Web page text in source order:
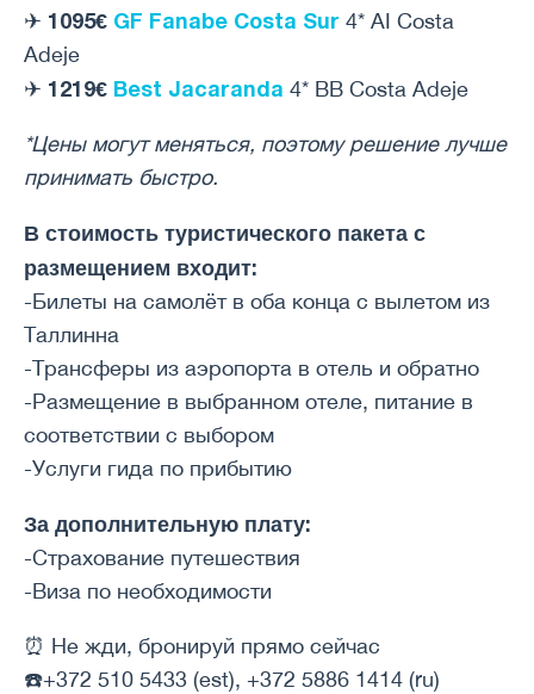
✈ 1095€ GF Fanabe Costa Sur 4* AI Costa
Adeje
✈ 1219€ Best Jacaranda 4* BB Costa Adeje
*Цены могут меняться, поэтому решение лучше
принимать быстро.
В стоимость туристического пакета с
размещением входит:
-Билеты на самолёт в оба конца с вылетом из
Таллинна
-Трансферы из аэропорта в отель и обратно
-Размещение в выбранном отеле, питание в
соответствии с выбором
-Услуги гида по прибытию
За дополнительную плату:
-Страхование путешествия
-Виза по необходимости
⏰ Не жди, бронируй прямо сейчас
☎️+372 510 5433 (est), +372 5886 1414 (ru)